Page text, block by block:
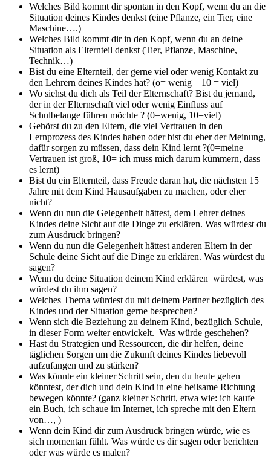
Welches Bild kommt dir spontan in den Kopf, wenn du an die
Situation deines Kindes denkst (eine Pflanze, ein Tier, eine
Maschine….)
Welches Bild kommt dir in den Kopf, wenn du an deine
Situation als Elternteil denkst (Tier, Pflanze, Maschine,
Technik…)
Bist du eine Elternteil, der gerne viel oder wenig Kontakt zu
den Lehrern deines Kindes hat? (o= wenig 10 = viel)
Wo siehst du dich als Teil der Elternschaft? Bist du jemand,
der in der Elternschaft viel oder wenig Einfluss auf
Schulbelange führen möchte ? (0=wenig, 10=viel)
Gehörst du zu den Eltern, die viel Vertrauen in den
Lernprozess des Kindes haben oder bist du eher der Meinung,
dafür sorgen zu müssen, dass dein Kind lernt ?(0=meine
Vertrauen ist groß, 10= ich muss mich darum kümmern, dass
es lernt)
Bist du ein Elternteil, dass Freude daran hat, die nächsten 15
Jahre mit dem Kind Hausaufgaben zu machen, oder eher
nicht?
Wenn du nun die Gelegenheit hättest, dem Lehrer deines
Kindes deine Sicht auf die Dinge zu erklären. Was würdest du
zum Ausdruck bringen?
Wenn du nun die Gelegenheit hättest anderen Eltern in der
Schule deine Sicht auf die Dinge zu erklären. Was würdest du
sagen?
Wenn du deine Situation deinem Kind erklären würdest, was
würdest du ihm sagen?
Welches Thema würdest du mit deinem Partner bezüglich des
Kindes und der Situation gerne besprechen?
Wenn sich die Beziehung zu deinem Kind, bezüglich Schule,
in dieser Form weiter entwickelt. Was würde geschehen?
Hast du Strategien und Ressourcen, die dir helfen, deine
täglichen Sorgen um die Zukunft deines Kindes liebevoll
aufzufangen und zu stärken?
Was könnte ein kleiner Schritt sein, den du heute gehen
könntest, der dich und dein Kind in eine heilsame Richtung
bewegen könnte? (ganz kleiner Schritt, etwa wie: ich kaufe
ein Buch, ich schaue im Internet, ich spreche mit den Eltern
von…, )
Wenn dein Kind dir zum Ausdruck bringen würde, wie es
sich momentan fühlt. Was würde es dir sagen oder berichten
oder was würde es malen?